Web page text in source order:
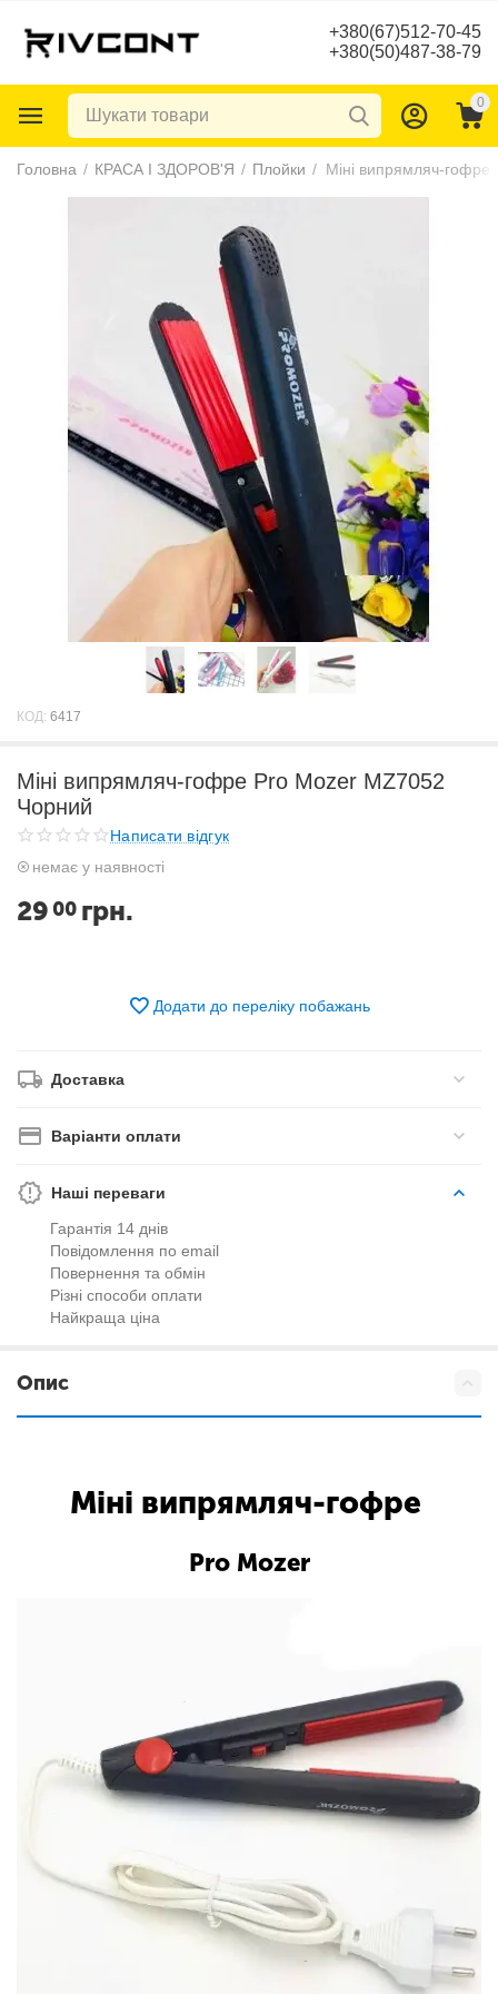
+380(67)512-70-45
+380(50)487-38-79
0
Головна / КРАСА І ЗДОРОВ'Я / Плойки /
КОД: 6417
Міні випрямляч-гофре Pro Mozer MZ7052
Чорний
Написати відгук
немає у наявності
29 00 грн.
Додати до переліку побажань
Доставка
Варіанти оплати
Наші переваги
Гарантія 14 днів
Повідомлення по email
Повернення та обмін
Різні способи оплати
Найкраща ціна
Опис
Міні випрямляч-гофре
Pro Mozer